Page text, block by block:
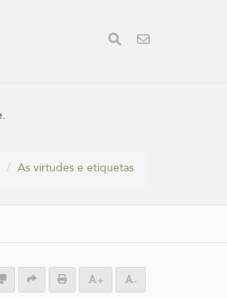
As virtudes e etiquetas
+ -